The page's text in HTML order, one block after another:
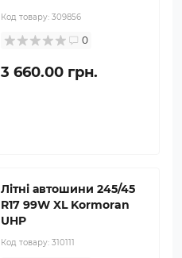
Код товару: 309856
0
3 660.00 грн.
Літні автошини 245/45
R17 99W XL Kormoran
UHP
Код товару: 310111